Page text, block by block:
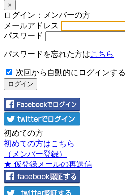
×
ログイン：メンバーの方
メールアドレス
パスワード
パスワードを忘れた方はこちら
次回から自動的にログインする
初めての方
初めての方はこちら
（メンバー登録）
★ 仮登録メールの再送信